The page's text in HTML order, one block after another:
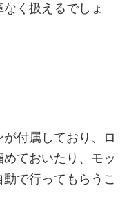
く扱えるでしょ
付属しており、ロ
ておいたり、モッ
で行ってもらうこ